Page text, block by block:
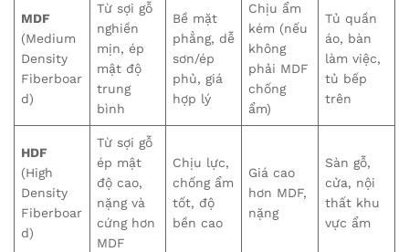
MDF
(Medium
Density
Fiberboar
d)
Từ sợi gỗ
nghiền
mịn, ép
mật độ
trung
bình
Bề mặt
phẳng, dễ
sơn/ép
phủ, giá
hợp lý
Chịu ẩm
kém (nếu
không
phải MDF
chống
ẩm)
Tủ quần
áo, bàn
làm việc,
tủ bếp
trên
HDF
(High
Density
Fiberboar
d)
Từ sợi gỗ
ép mật
độ cao,
nặng và
cứng hơn
MDF
Chịu lực,
chống ẩm
tốt, độ
bền cao
Giá cao
hơn MDF,
nặng
Sàn gỗ,
cửa, nội
thất khu
vực ẩm